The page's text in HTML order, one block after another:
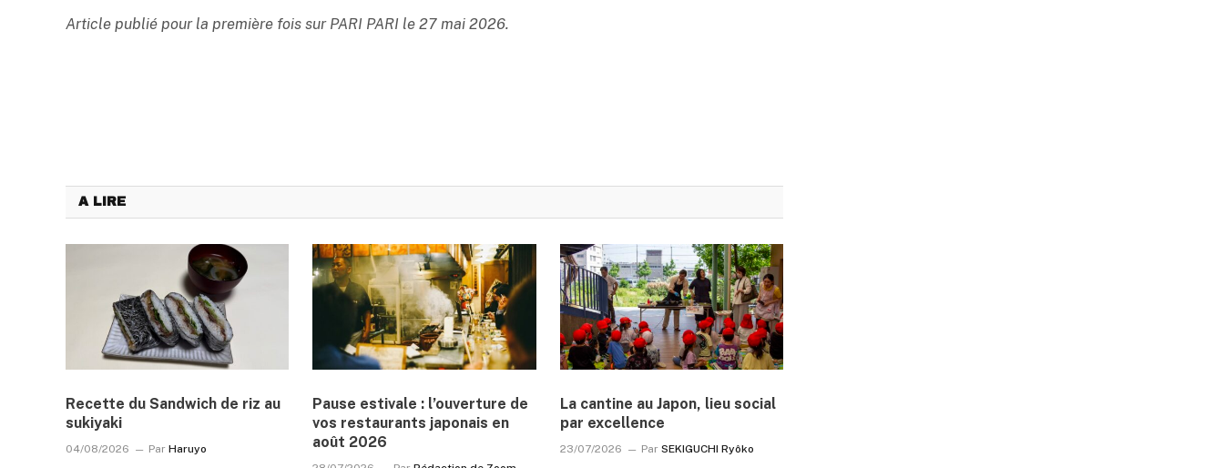
Article publié pour la première fois sur PARI PARI le 27 mai 2026.
A LIRE
Recette du Sandwich de riz au
sukiyaki
04/08/2026 Par Haruyo
Pause estivale : l’ouverture de
vos restaurants japonais en
août 2026
La cantine au Japon, lieu social
par excellence
23/07/2026 Par SEKIGUCHI Ryôko